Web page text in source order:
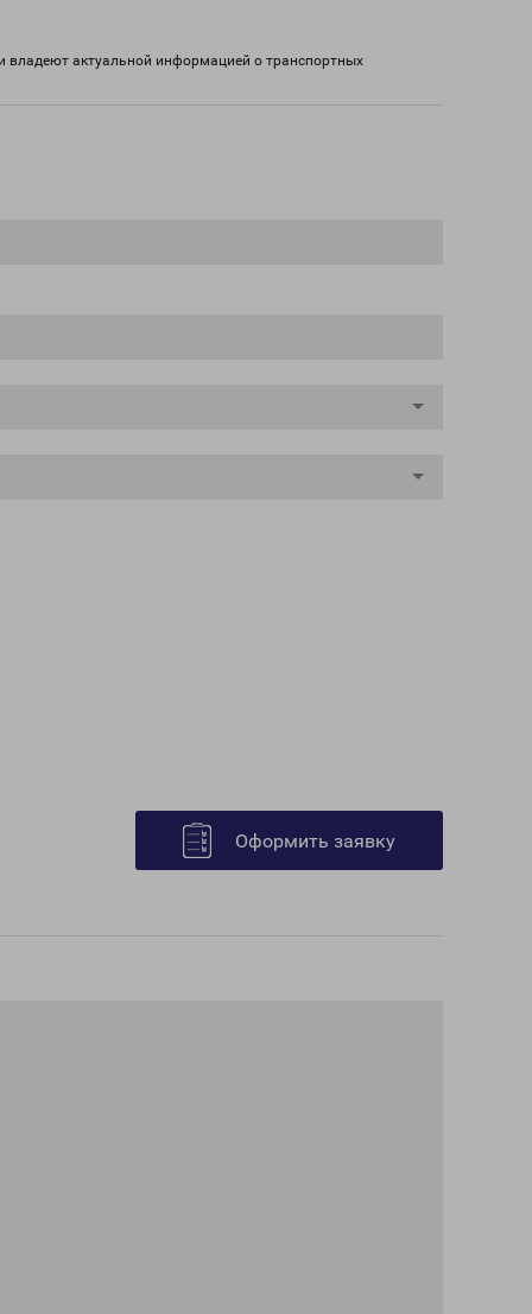
владеют актуальной информацией о транспортных
Оформить заявку